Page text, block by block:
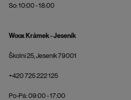
So: 10:00 - 18:00
Woox Krámek - Jeseník
Školní 25, Jeseník 79001
+420 725 222 125
Po-Pá: 09:00 - 17:00